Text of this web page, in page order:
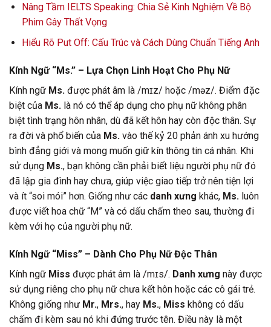
Nâng Tầm IELTS Speaking: Chia Sẻ Kinh Nghiệm Về Bộ
Phim Gây Thất Vọng
Hiểu Rõ Put Off: Cấu Trúc và Cách Dùng Chuẩn Tiếng Anh
Kính Ngữ “Ms.” – Lựa Chọn Linh Hoạt Cho Phụ Nữ
Kính ngữ Ms. được phát âm là /mɪz/ hoặc /məz/. Điểm đặc
biệt của Ms. là nó có thể áp dụng cho phụ nữ không phân
biệt tình trạng hôn nhân, dù đã kết hôn hay còn độc thân. Sự
ra đời và phổ biến của Ms. vào thế kỷ 20 phản ánh xu hướng
bình đẳng giới và mong muốn giữ kín thông tin cá nhân. Khi
sử dụng Ms., bạn không cần phải biết liệu người phụ nữ đó
đã lập gia đình hay chưa, giúp việc giao tiếp trở nên tiện lợi
và ít “soi mói” hơn. Giống như các danh xưng khác, Ms. luôn
được viết hoa chữ “M” và có dấu chấm theo sau, thường đi
kèm với họ của người phụ nữ.
Kính Ngữ “Miss” – Dành Cho Phụ Nữ Độc Thân
Kính ngữ Miss được phát âm là /mɪs/. Danh xưng này được
sử dụng riêng cho phụ nữ chưa kết hôn hoặc các cô gái trẻ.
Không giống như Mr., Mrs., hay Ms., Miss không có dấu
chấm đi kèm sau nó khi đứng trước tên. Điều này là một